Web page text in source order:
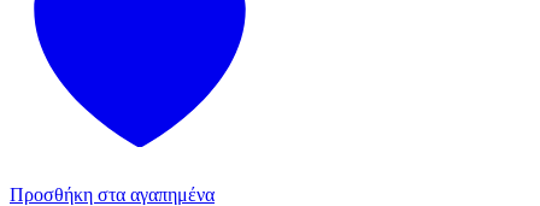
Προσθήκη στα αγαπημένα